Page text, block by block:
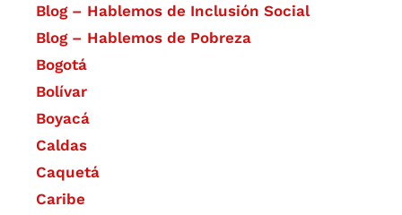
Blog – Hablemos de Inclusión Social
Blog – Hablemos de Pobreza
Bogotá
Bolívar
Boyacá
Caldas
Caquetá
Caribe